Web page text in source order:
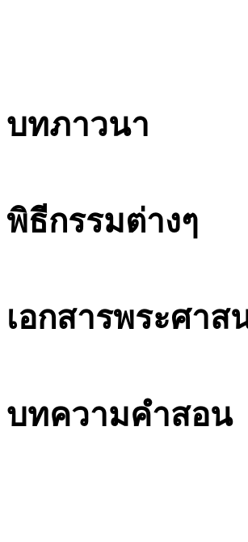
บทภาวนา
พิธีกรรมต่างๆ
เอกสารพระศาส
บทความคำสอน